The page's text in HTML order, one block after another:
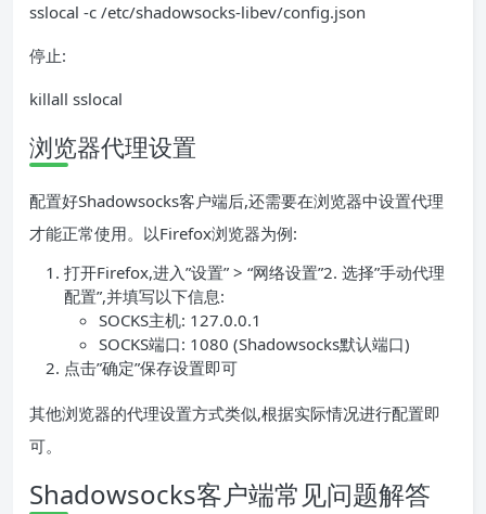
sslocal -c /etc/shadowsocks-libev/config.json
停止:
killall sslocal
浏览器代理设置
配置好Shadowsocks客户端后,还需要在浏览器中设置代理
才能正常使用。以Firefox浏览器为例:
打开Firefox,进入”设置” > “网络设置”2. 选择”手动代理
配置”,并填写以下信息:
SOCKS主机: 127.0.0.1
SOCKS端口: 1080 (Shadowsocks默认端口)
点击”确定”保存设置即可
其他浏览器的代理设置方式类似,根据实际情况进行配置即
可。
Shadowsocks客户端常见问题解答